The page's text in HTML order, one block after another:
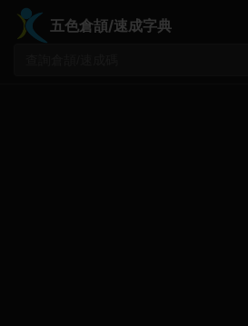
五色倉頡/速成字典